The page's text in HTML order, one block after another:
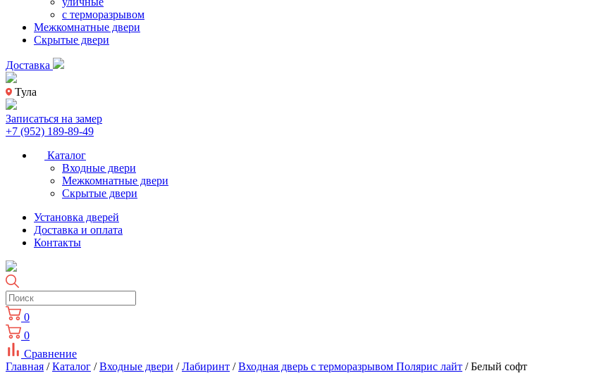
с терморазрывом
Межкомнатные двери
Скрытые двери
Доставка
Тула
Записаться на замер
+7 (952) 189-89-49
Каталог
Входные двери
Межкомнатные двери
Скрытые двери
Установка дверей
Доставка и оплата
Контакты
0
0
Сравнение
Главная /Каталог /Входные двери /Лабиринт /Входная дверь с терморазрывом Полярис лайт / Белый софт